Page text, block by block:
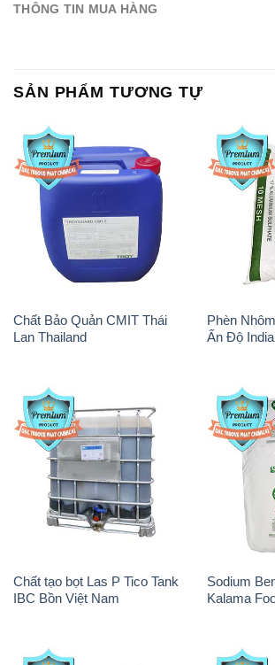
THÔNG TIN MUA HÀNG
SẢN PHẨM TƯƠNG TỰ
Chất Bảo Quản CMIT Thái
Lan Thailand
Phèn
Ấn Độ India
Chất tạo bọt Las P Tico Tank
IBC Bồn Việt Nam
Sodium
Kalama